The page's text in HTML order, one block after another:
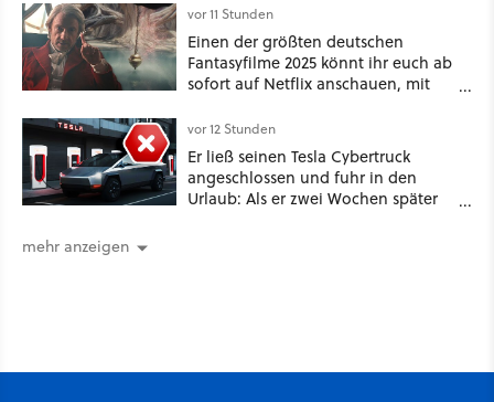
vor 11 Stunden
Einen der größten deutschen
Fantasyfilme 2025 könnt ihr euch ab
sofort auf Netflix anschauen, mit
vor 12 Stunden
Er ließ seinen Tesla Cybertruck
angeschlossen und fuhr in den
Urlaub: Als er zwei Wochen später
mehr anzeigen